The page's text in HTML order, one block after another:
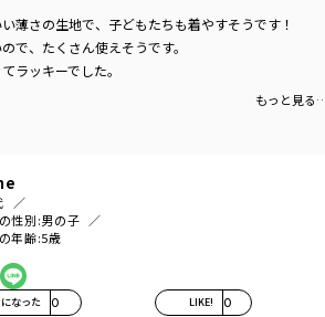
薄さの生地で、子どもたちも着やすそうです！
で、たくさん使えそうです。
ラッキーでした。
もっと見る
性別:男の子
年齢:5歳
なった 0 LIKE! 0